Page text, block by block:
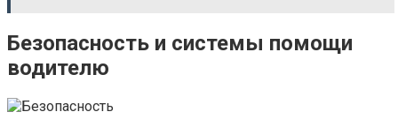
Безопасность и системы помощи
водителю